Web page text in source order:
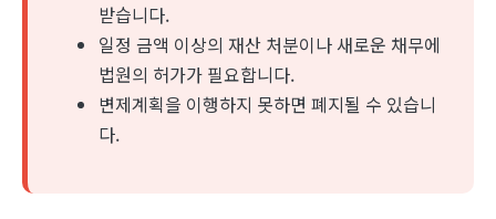
받습니다.
일정 금액 이상의 재산 처분이나 새로운 채무에
법원의 허가가 필요합니다.
변제계획을 이행하지 못하면 폐지될 수 있습니
다.